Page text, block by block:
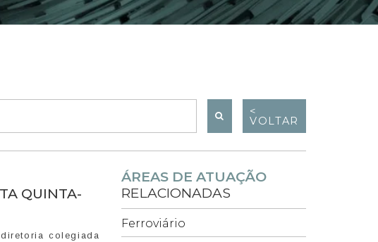
<
VOLTAR
QUINTA-
colegiada
ÁREAS DE ATUAÇÃO
RELACIONADAS
Ferroviário